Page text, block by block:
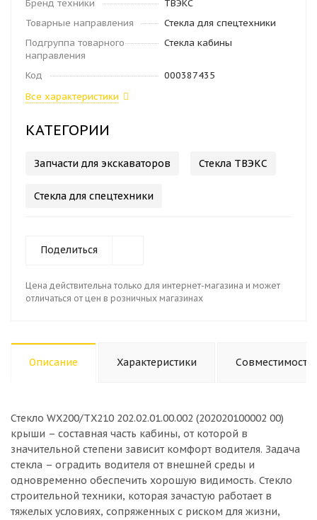
Бренд техники
ТВЭКС
Товарные направления
Стекла для спецтехники
Подгруппа товарного
направления
Стекла кабины
Код
000387435
Все характеристики
КАТЕГОРИИ
Запчасти для экскаваторов Стекла ТВЭКС
Стекла для спецтехники
Поделиться
Цена действительна только для интернет-магазина и может
отличаться от цен в розничных магазинах
Описание Характеристики Совместимость
Стекло WX200/TX210 202.02.01.00.002 (202020100002 00)
крыши – составная часть кабины, от которой в
значительной степени зависит комфорт водителя. Задача
стекла – оградить водителя от внешней среды и
одновременно обеспечить хорошую видимость. Стекло
строительной техники, которая зачастую работает в
тяжелых условиях, сопряженных с риском для жизни,